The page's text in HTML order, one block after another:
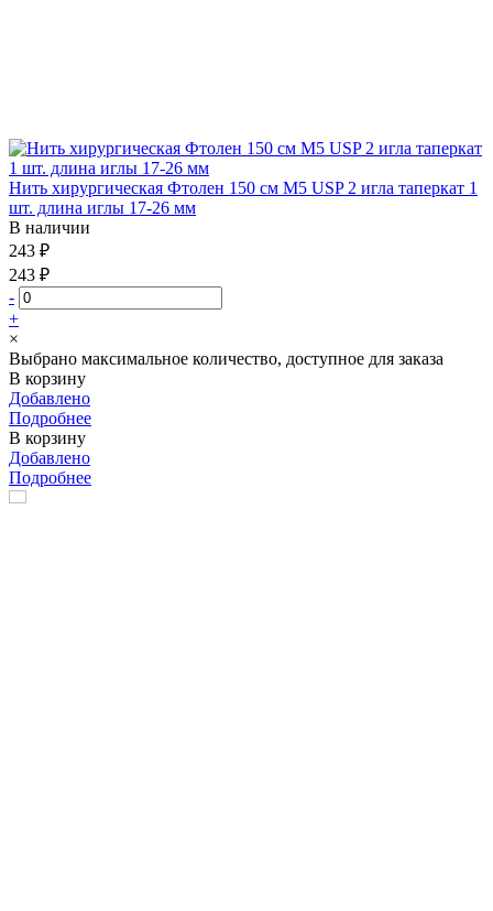
Нить хирургическая Фтолен 150 см М5 USP 2 игла таперкат 1
шт. длина иглы 17-26 мм
В наличии
243 ₽
243 ₽
-
+
×
Выбрано максимальное количество, доступное для заказа
В корзину
Добавлено
Подробнее
В корзину
Добавлено
Подробнее